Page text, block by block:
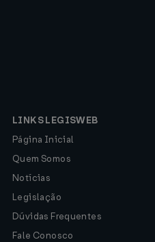
LINKS LEGISWEB
Página Inicial
Quem Somos
Notícias
Legislação
Dúvidas Frequentes
Fale Conosco